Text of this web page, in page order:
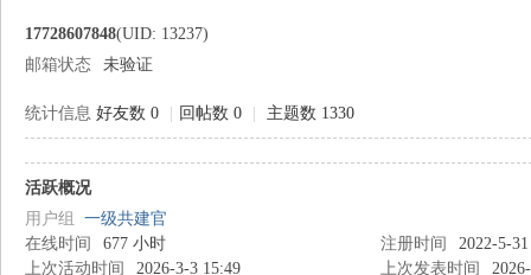
17728607848(UID: 13237)
邮箱状态
未验证
统计信息 好友数 0 回帖数 0 主题数 1330
活跃概况
用户组 一级共建官
在线时间
677 小时 注册时间
2022-5-
上次活动时间
2026-3-3 15:49 上次发表时间